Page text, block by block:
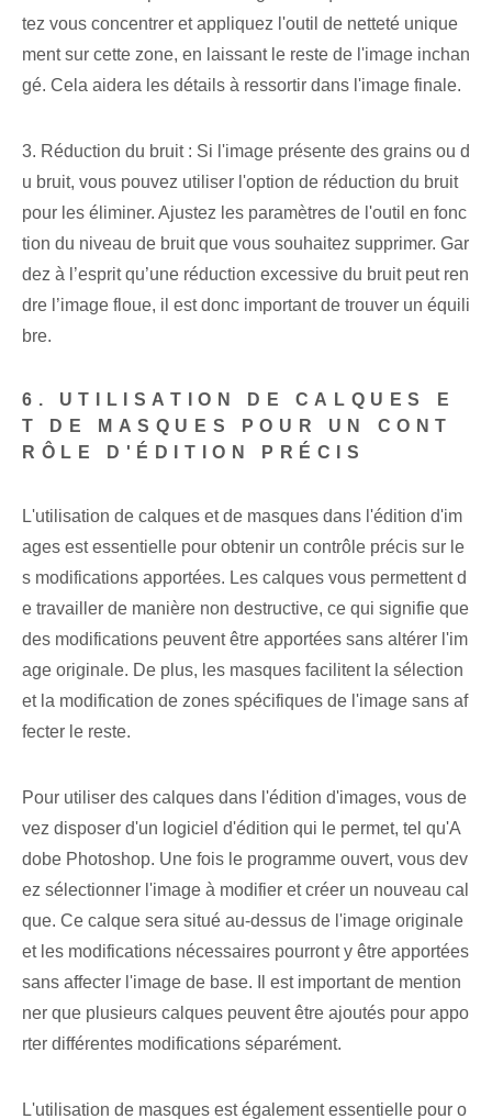
tez vous concentrer et appliquez l'outil de netteté unique
ment sur cette zone, en laissant le reste de l'image inchan
gé. Cela aidera les détails à ressortir dans l'image finale.
3. Réduction du bruit : Si l'image présente des grains ou d
u bruit, vous pouvez utiliser l'option de réduction du bruit
pour les éliminer. Ajustez les paramètres de l'outil en fonc
tion du niveau de bruit que vous souhaitez supprimer. Gar
dez à l’esprit qu’une réduction excessive du bruit peut ren
dre l’image floue, il est donc important de trouver un équili
bre.
6. UTILISATION DE CALQUES E
T DE MASQUES POUR UN CONT
RÔLE D'ÉDITION PRÉCIS
L'utilisation de calques et de masques dans l'édition d'im
ages est essentielle pour obtenir un contrôle précis sur le
s modifications apportées. Les calques vous permettent d
e travailler de manière non destructive, ce qui signifie que
des modifications peuvent être apportées sans altérer l'im
age originale. De plus, les masques facilitent la sélection
et la modification de zones spécifiques de l'image sans af
fecter le reste.
Pour utiliser des calques dans l'édition d'images, vous de
vez disposer d'un logiciel d'édition qui le permet, tel qu'A
dobe Photoshop. Une fois le programme ouvert, vous dev
ez sélectionner l'image à modifier et créer un nouveau cal
que. Ce calque sera situé au-dessus de l'image originale
et les modifications nécessaires pourront y être apportées
sans affecter l'image de base. Il est important de mention
ner que plusieurs calques peuvent être ajoutés pour appo
rter différentes modifications séparément.
L'utilisation de masques est également essentielle pour o